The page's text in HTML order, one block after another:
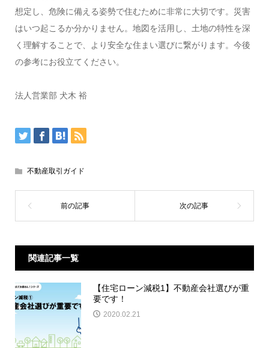
想定し、危険に備える姿勢で住むために非常に大切です。災害
はいつ起こるか分かりません。地図を活用し、土地の特性を深
く理解することで、より安全な住まい選びに繋がります。今後
の参考にお役立てください。
法人営業部 犬木 裕
不動産取引ガイド
関連記事一覧
【住宅ローン減税1】不動産会社選びが重
要です！
2020.02.21